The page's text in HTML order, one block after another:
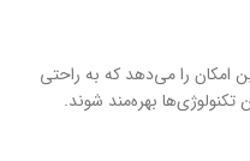
امکان را می‌دهد که به راحتی
تکنولوژی‌ها بهره‌مند شوند.